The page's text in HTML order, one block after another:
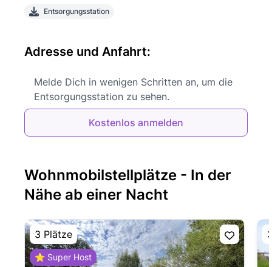
Entsorgungsstation
Adresse und Anfahrt:
Melde Dich in wenigen Schritten an, um die
Entsorgungsstation zu sehen.
Kostenlos anmelden
Wohnmobilstellplätze - In der
Nähe ab einer Nacht
3 Plätze
⭐ Super Host